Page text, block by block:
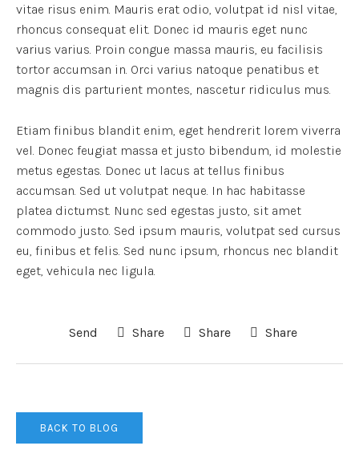
vitae risus enim. Mauris erat odio, volutpat id nisl vitae,
rhoncus consequat elit. Donec id mauris eget nunc
varius varius. Proin congue massa mauris, eu facilisis
tortor accumsan in. Orci varius natoque penatibus et
magnis dis parturient montes, nascetur ridiculus mus.
Etiam finibus blandit enim, eget hendrerit lorem viverra
vel. Donec feugiat massa et justo bibendum, id molestie
metus egestas. Donec ut lacus at tellus finibus
accumsan. Sed ut volutpat neque. In hac habitasse
platea dictumst. Nunc sed egestas justo, sit amet
commodo justo. Sed ipsum mauris, volutpat sed cursus
eu, finibus et felis. Sed nunc ipsum, rhoncus nec blandit
eget, vehicula nec ligula.
Send Share Share Share
BACK TO BLOG